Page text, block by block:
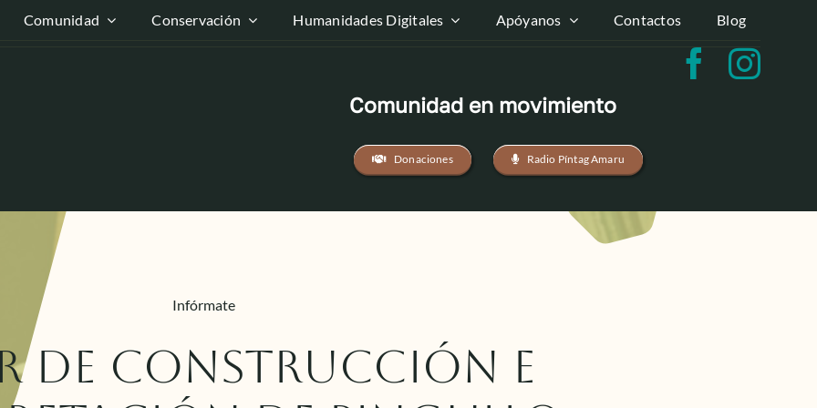
Comunidad Conservación Humanidades Digitales Apóyanos Contactos Blog
Comunidad en movimiento
Donaciones Radio Píntag Amaru
Infórmate
de construcción e